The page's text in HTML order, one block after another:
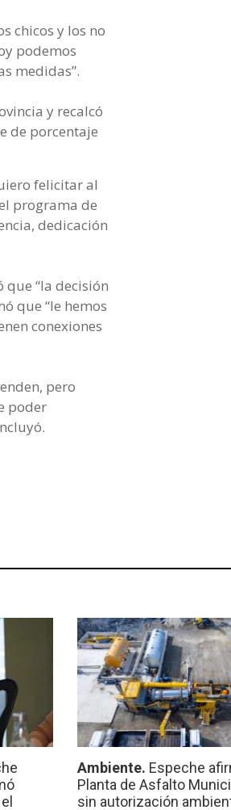
chicos y los no
podemos
medidas”.
y recalcó
de porcentaje
felicitar al
programa de
dedicación
que “la decisión
que “le hemos
conexiones
pero
poder
Ambiente. Espeche
Planta de Asfalto
sin autorización